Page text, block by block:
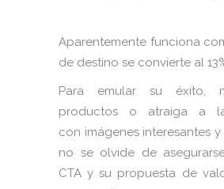
Aparentemente funciona
de destino se convierte al
Para emular su éxito,
productos o atraiga a
con imágenes interesantes y
no se olvide de
CTA y su propuesta de